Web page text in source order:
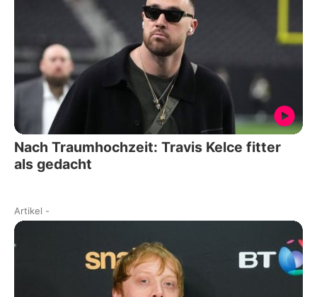
Nach Traumhochzeit: Travis Kelce fitter
als gedacht
Artikel -